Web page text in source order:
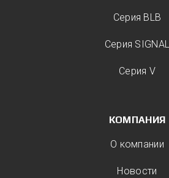
Серия BLB
Серия SIGNAL
Серия V
КОМПАНИЯ
О компании
Новости